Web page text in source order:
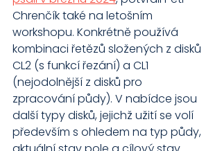
Chrenčík také na letošním
workshopu. Konkrétně používá
kombinaci řetězů složených z disků
CL2 (s funkcí řezání) a CL1
(nejodolnější z disků pro
zpracování půdy). V nabídce jsou
další typy disků, jejichž užití se volí
především s ohledem na typ půdy,